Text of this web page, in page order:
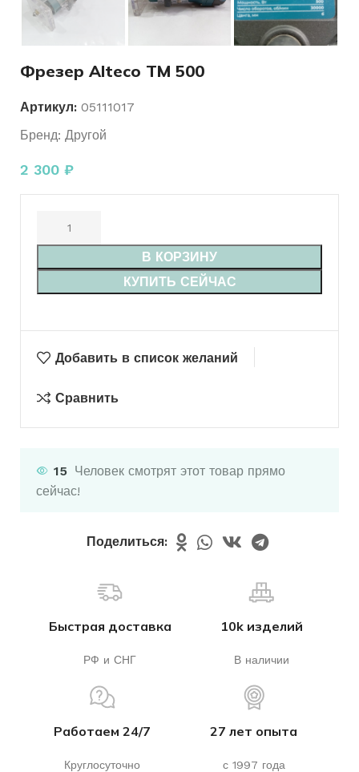
Фрезер Alteco TM 500
Артикул: 05111017
Бренд: Другой
2 300 ₽
В КОРЗИНУ
КУПИТЬ СЕЙЧАС
Добавить в список желаний
Сравнить
15 Человек смотрят этот товар прямо
сейчас!
Поделиться:
Быстрая доставка
РФ и СНГ
10k изделий
В наличии
Работаем 24/7
Круглосуточно
27 лет опыта
с 1997 года